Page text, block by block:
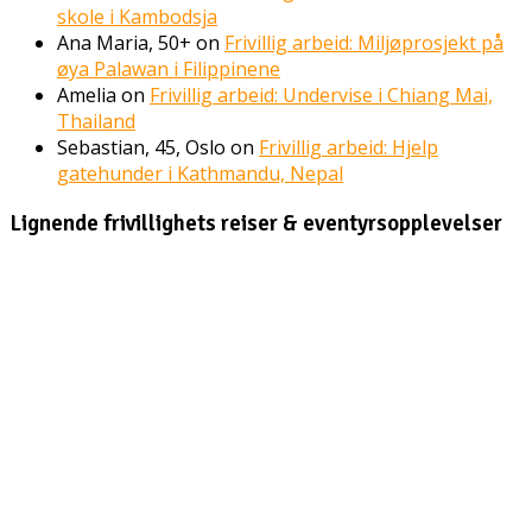
skole i Kambodsja
Ana Maria, 50+ on Frivillig arbeid: Miljøprosjekt på
øya Palawan i Filippinene
Amelia on Frivillig arbeid: Undervise i Chiang Mai,
Thailand
Sebastian, 45, Oslo on Frivillig arbeid: Hjelp
gatehunder i Kathmandu, Nepal
Lignende frivillighets reiser & eventyrsopplevelser